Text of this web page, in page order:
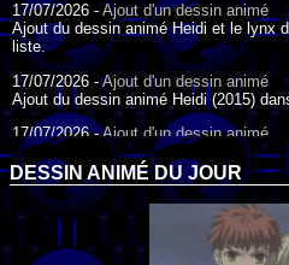
17/07/2026 - Ajout d'un dessin animé
Ajout du dessin animé Heidi et le lynx
liste.
17/07/2026 -Ajout d'un dessin animé
Ajout du dessin animé Heidi (2015)
17/07/2026 -Ajout d'un dessin animé
Ajout du dessin animé Heidi (1995)
09/07/2026 -Ajout d'un dessin animé
Ajout du dessin animé Genki
liste.
04/07/2026 -
Ajout d'un dessin animé
DESSIN ANIMÉ DU JOUR